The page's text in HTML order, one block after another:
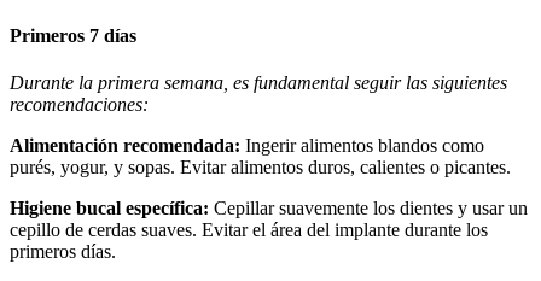
Primeros 7 días
Durante la primera semana, es fundamental seguir las siguientes
recomendaciones:
Alimentación recomendada: Ingerir alimentos blandos como
purés, yogur, y sopas. Evitar alimentos duros, calientes o picantes.
Higiene bucal específica: Cepillar suavemente los dientes y usar un
cepillo de cerdas suaves. Evitar el área del implante durante los
primeros días.